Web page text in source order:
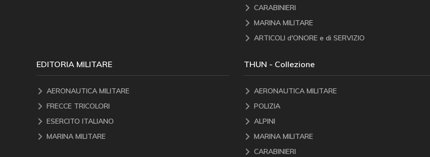
CARABINIERI
MARINA MILITARE
ARTICOLI d'ONORE e di SERVIZIO
EDITORIA MILITARE
AERONAUTICA MILITARE
FRECCE TRICOLORI
ESERCITO ITALIANO
MARINA MILITARE
THUN - Collezione
AERONAUTICA MILITARE
POLIZIA
ALPINI
MARINA MILITARE
CARABINIERI